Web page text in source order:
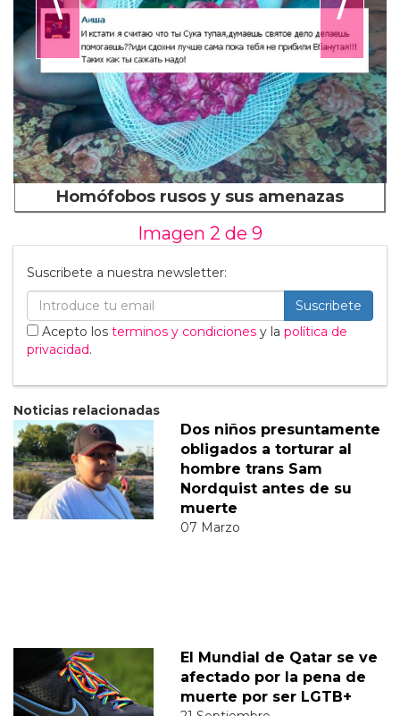
Homófobos rusos y sus amenazas
Imagen 2 de 9
Suscribete a nuestra newsletter:
Suscribete
Acepto los terminos y condiciones y la política de
privacidad.
Noticias relacionadas
Dos niños presuntamente
obligados a torturar al
hombre trans Sam
Nordquist antes de su
muerte
07 Marzo
El Mundial de Qatar se ve
afectado por la pena de
muerte por ser LGTB+